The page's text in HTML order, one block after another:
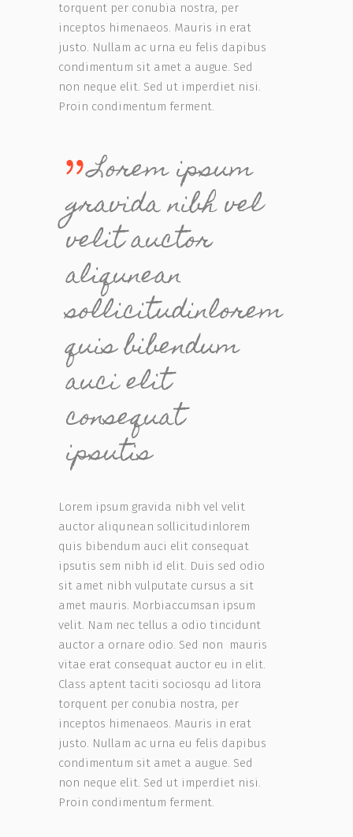
torquent per conubia nostra, per
inceptos himenaeos. Mauris in erat
justo. Nullam ac urna eu felis dapibus
condimentum sit amet a augue. Sed
non neque elit. Sed ut imperdiet nisi.
Proin condimentum ferment.
Lorem ipsum
gravida nibh vel
velit auctor
aliqunean
sollicitudinlorem
quis bibendum
auci elit
consequat
ipsutis
Lorem ipsum gravida nibh vel velit
auctor aliqunean sollicitudinlorem
quis bibendum auci elit consequat
ipsutis sem nibh id elit. Duis sed odio
sit amet nibh vulputate cursus a sit
amet mauris. Morbiaccumsan ipsum
velit. Nam nec tellus a odio tincidunt
auctor a ornare odio. Sed non mauris
vitae erat consequat auctor eu in elit.
Class aptent taciti sociosqu ad litora
torquent per conubia nostra, per
inceptos himenaeos. Mauris in erat
justo. Nullam ac urna eu felis dapibus
condimentum sit amet a augue. Sed
non neque elit. Sed ut imperdiet nisi.
Proin condimentum ferment.